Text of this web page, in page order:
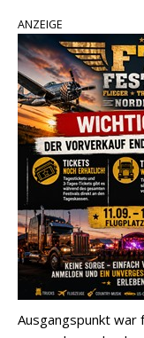
ANZEIGE
Ausgangspunkt